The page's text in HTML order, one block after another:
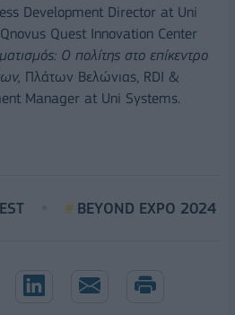
Development Director at Uni
Quest Innovation Center
Ο πολίτης στο επίκεντρο
Πλάτων Βελώνιας, RDI &
Manager at Uni Systems.
BEYOND EXPO 2024